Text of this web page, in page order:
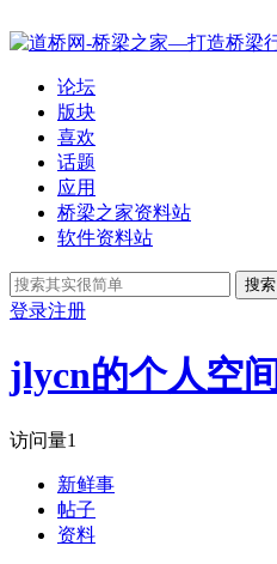
论坛
版块
喜欢
话题
应用
桥梁之家资料站
软件资料站
搜索
登录注册
jlycn的个人空间
访问量1
新鲜事
帖子
资料